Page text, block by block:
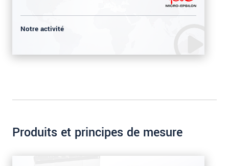
Notre activité
Produits et principes de mesure